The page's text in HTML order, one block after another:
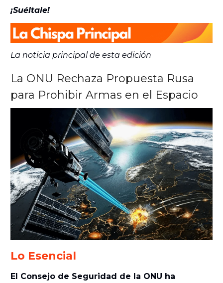
¡Suéltale!
La noticia principal de esta edición
La ONU Rechaza Propuesta Rusa
para Prohibir Armas en el Espacio
Lo Esencial
El Consejo de Seguridad de la ONU ha